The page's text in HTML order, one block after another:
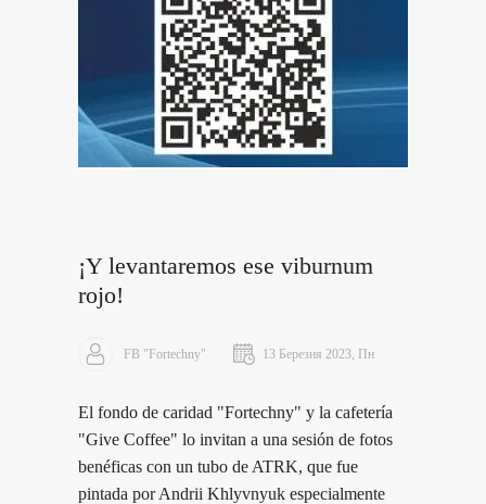
¡Y levantaremos ese viburnum
rojo!
FB "Fortechny" 13 Березня 2023, Пн
El fondo de caridad "Fortechny" y la cafetería
"Give Coffee" lo invitan a una sesión de fotos
benéficas con un tubo de ATRK, que fue
pintada por Andrii Khlyvnyuk especialmente